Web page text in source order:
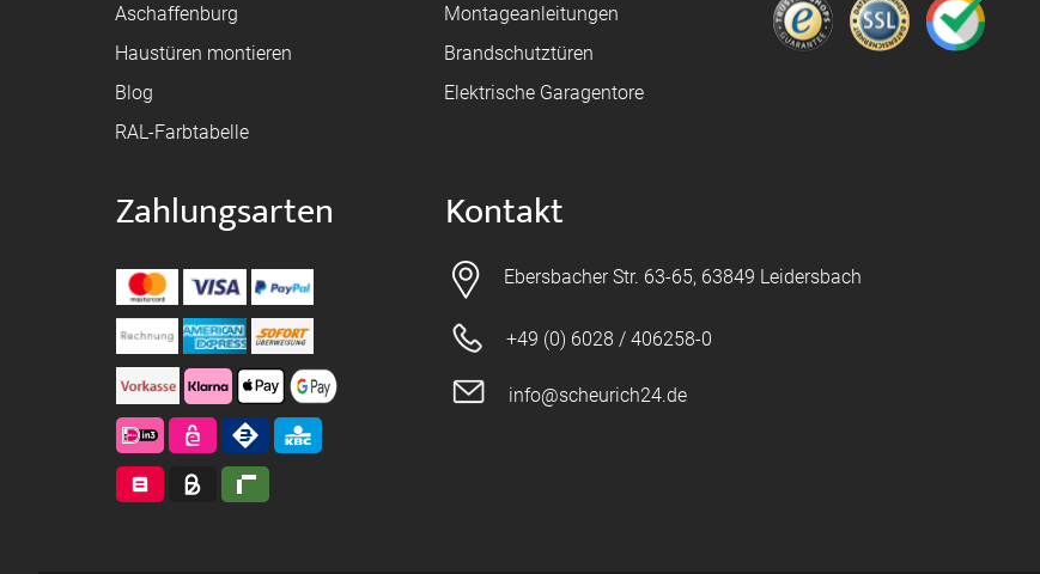
Aschaffenburg
Haustüren montieren
Blog
RAL-Farbtabelle
Montageanleitungen
Brandschutztüren
Elektrische Garagentore
Zahlungsarten Kontakt
Ebersbacher Str. 63-65, 63849 Leidersbach
+49 (0) 6028 / 406258-0
info@scheurich24.de